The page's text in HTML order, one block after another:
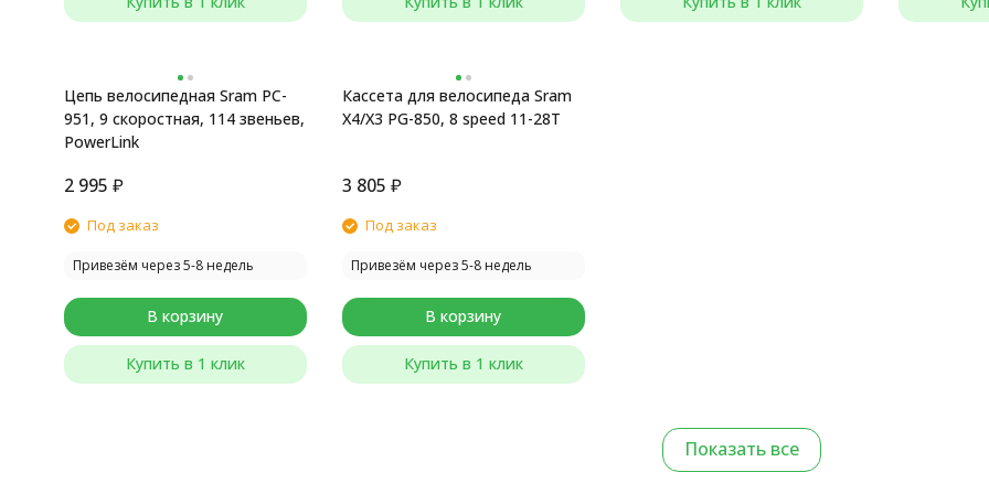
Цепь велосипедная Sram PC-
951, 9 скоростная, 114 звеньев,
PowerLink
2 995 ₽
Под заказ
Привезём через 5-8 недель
В корзину
Купить в 1 клик
Кассета для велосипеда Sram
X4/X3 PG-850, 8 speed 11-28T
3 805 ₽
Под заказ
Привезём через 5-8 недель
В корзину
Купить в 1 клик
Показать все